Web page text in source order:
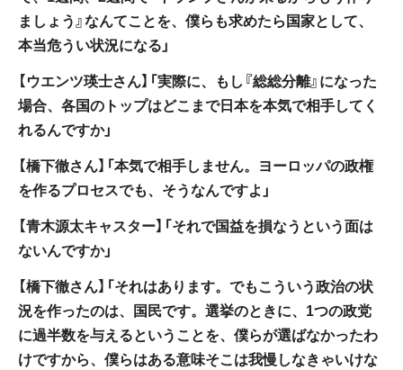
ましょう』なんてことを、僕らも求めたら国家として、
本当危うい状況になる」
【ウエンツ瑛士さん】「実際に、もし『総総分離』になった
場合、各国のトップはどこまで日本を本気で相手してく
れるんですか」
【橋下徹さん】「本気で相手しません。ヨーロッパの政権
を作るプロセスでも、そうなんですよ」
【青木源太キャスター】「それで国益を損なうという面は
ないんですか」
【橋下徹さん】「それはあります。でもこういう政治の状
況を作ったのは、国民です。選挙のときに、1つの政党
に過半数を与えるということを、僕らが選ばなかったわ
けですから、僕らはある意味そこは我慢しなきゃいけな